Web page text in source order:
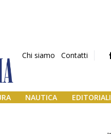
Chi siamo Contatti
NAUTICA EDITORIALI